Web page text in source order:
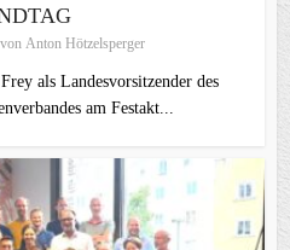
von Anton Hötzelsperger
als Landesvorsitzender des
am Festakt...